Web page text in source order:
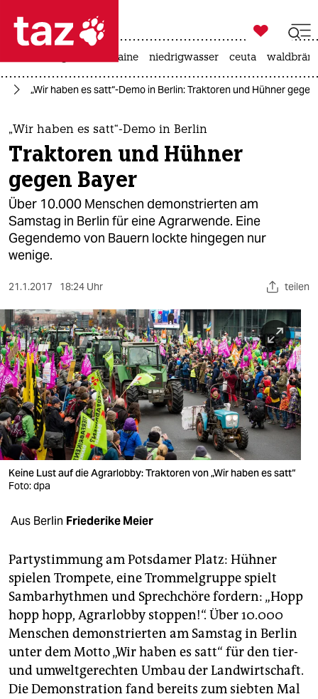
 taz zahl ich
taz zahl ich
themen
politik
öko
gesellschaft
kultur
sport
berlin
nord
wahrheit
verlag
verlag
veranstaltungen
fragen & hilfe
unterstützen
abo
genossenschaft
epaper login

taz zahl ich
krieg in der ukraine niedrigwasser ceuta
„Wir haben es satt“-Demo in Berlin: Traktoren und Hühner
„Wir haben es satt“-Demo in Berlin
Traktoren und Hühner
gegen Bayer
Über 10.000 Menschen demonstrierten am
Samstag in Berlin für eine Agrarwende. Eine
Gegendemo von Bauern lockte hingegen nur
wenige.
21.1.2017 18:24 Uhr teilen
Keine Lust auf die Agrarlobby: Traktoren von „Wir haben es satt“
Foto: dpa
Aus Berlin Friederike Meier
Partystimmung am Potsdamer Platz: Hühner
spielen Trompete, eine Trommelgruppe spielt
Sambarhythmen und Sprechchöre fordern: „Hopp
hopp hopp, Agrarlobby stoppen!“. Über 10.000
Menschen demonstrierten am Samstag in Berlin
unter dem Motto „Wir haben es satt“ für den tier-
und umweltgerechten Umbau der Landwirtschaft.
Die Demonstration fand bereits zum siebten Mal